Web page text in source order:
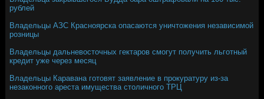
рублей
Владельцы АЗС Красноярска опасаются уничтожения независимой
розницы
Владельцы дальневосточных гектаров смогут получить льготный
кредит уже через месяц
Владельцы Каравана готовят заявление в прокуратуру из-за
незаконного ареста имущества столичного ТРЦ